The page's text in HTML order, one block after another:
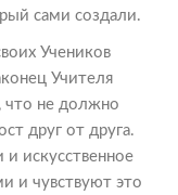
сами создали.
Учеников
Учителя
что не должно
друг от друга.
искусственное
и чувствуют это